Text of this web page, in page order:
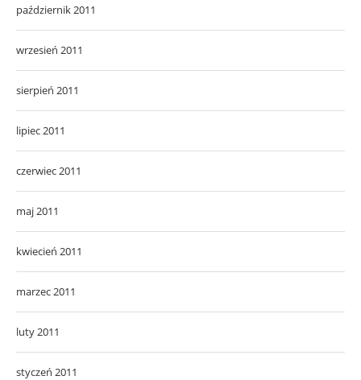
październik 2011
wrzesień 2011
sierpień 2011
lipiec 2011
czerwiec 2011
maj 2011
kwiecień 2011
marzec 2011
luty 2011
styczeń 2011